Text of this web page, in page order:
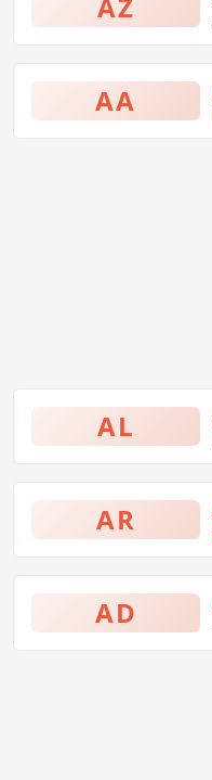
AA
AL
AR
AD